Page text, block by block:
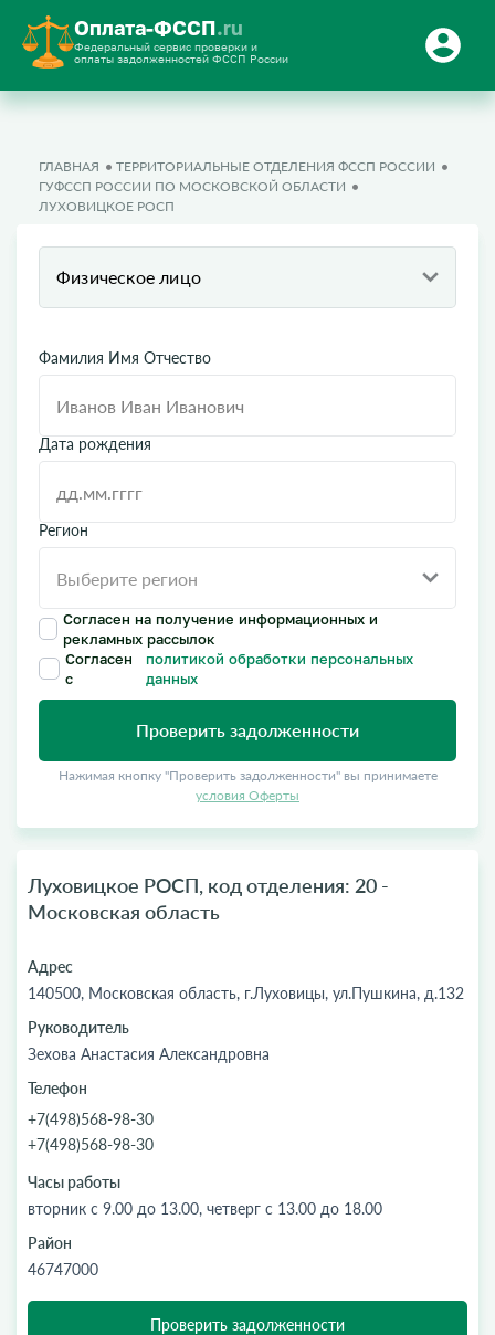
Оплата-ФССП.ru
Федеральный сервис проверки и
оплаты задолженностей ФССП России
ГЛАВНАЯ
ТЕРРИТОРИАЛЬНЫЕ ОТДЕЛЕНИЯ ФССП РОССИИ
ГУФССП РОССИИ ПО МОСКОВСКОЙ ОБЛАСТИ
ЛУХОВИЦКОЕ РОСП
Физическое лицо
Фамилия Имя Отчество
Дата рождения
Регион
Согласен на получение информационных и
рекламных рассылок
Согласен
с
политикой обработки персональных
данных
Проверить задолженности
Нажимая кнопку "Проверить задолженности" вы принимаете
условия Оферты
Луховицкое РОСП, код отделения: 20 -
Московская область
Адрес
140500, Московская область, г.Луховицы, ул.Пушкина, д.132
Руководитель
Зехова Анастасия Александровна
Телефон
+7(498)568-98-30
+7(498)568-98-30
Часы работы
вторник с 9.00 до 13.00, четверг с 13.00 до 18.00
Район
46747000
Проверить задолженности